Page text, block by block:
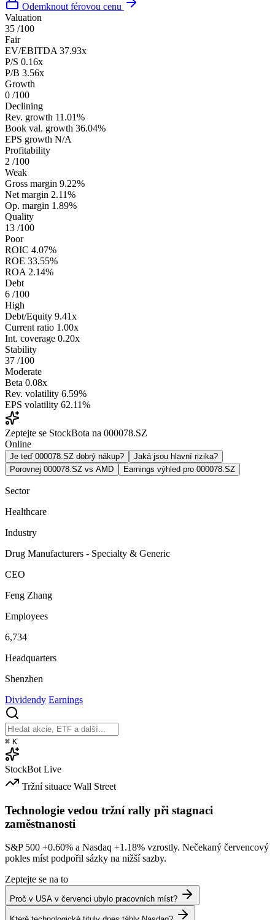
Odemknout férovou cenu
Valuation
35 /100
Fair
EV/EBITDA 37.93x
P/S 0.16x
P/B 3.56x
Growth
0 /100
Declining
Rev. growth 11.01%
Book val. growth 36.04%
EPS growth N/A
Profitability
2 /100
Weak
Gross margin 9.22%
Net margin 2.11%
Op. margin 1.89%
Quality
13 /100
Poor
ROIC 4.07%
ROE 33.55%
ROA 2.14%
Debt
6 /100
High
Debt/Equity 9.41x
Current ratio 1.00x
Int. coverage 0.20x
Stability
37 /100
Moderate
Beta 0.08x
Rev. volatility 6.59%
EPS volatility 62.11%
Zeptejte se StockBota na 000078.SZ
Online
Je teď 000078.SZ dobrý nákup?
Jaká jsou hlavní rizika?
Porovnej 000078.SZ vs AMD
Earnings výhled pro 000078.SZ
Sector
Healthcare
Industry
Drug Manufacturers - Specialty & Generic
CEO
Feng Zhang
Employees
6,734
Headquarters
Shenzhen
Dividendy Earnings
⌘ K
StockBot Live
Tržní situace Wall Street
Technologie vedou tržní rally při stagnaci
zaměstnanosti
S&P 500 +0.60% a Nasdaq +1.18% vzrostly. Nečekaný červencový
pokles míst podpořil sázky na nižší sazby.
Zeptejte se na to
Proč v USA v červenci ubylo pracovních míst?